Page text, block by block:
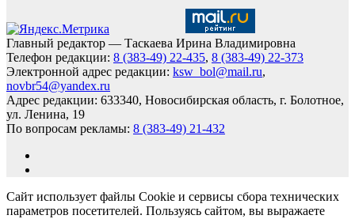
Главный редактор — Таскаева Ирина Владимировна
Телефон редакции: 8 (383-49) 22-435, 8 (383-49) 22-373
Электронной адрес редакции: ksw_bol@mail.ru,
novbr54@yandex.ru
Адрес редакции: 633340, Новосибирская область, г. Болотное,
ул. Ленина, 19
По вопросам рекламы: 8 (383-49) 21-432
Сайт использует файлы Cookie и сервисы сбора технических
параметров посетителей. Пользуясь сайтом, вы выражаете